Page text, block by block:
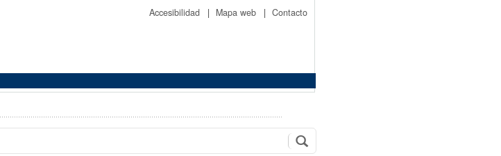
Accesibilidad | Mapa web | Contacto